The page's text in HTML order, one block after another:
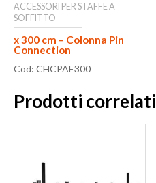
ACCESSORI PER STAFFE A
SOFFITTO
x 300 cm – Colonna Pin
Connection
Cod: CHCPAE300
Prodotti correlati